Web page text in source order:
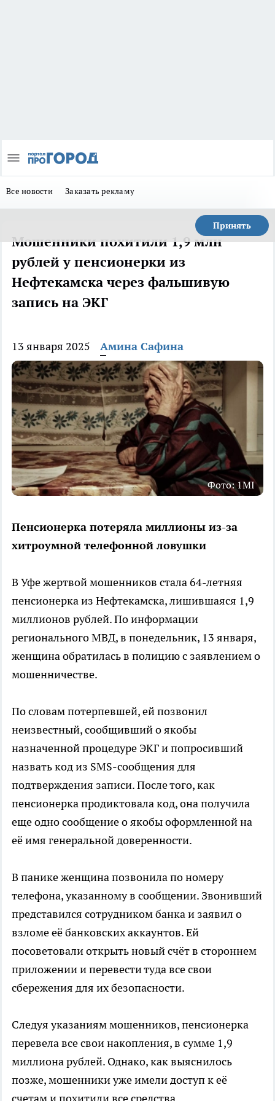
Все новости Заказать рекламу
Принять
Мошенники похитили 1,9 млн
рублей у пенсионерки из
Нефтекамска через фальшивую
запись на ЭКГ
13 января 2025 Амина Сафина
Фото: 1MI
Пенсионерка потеряла миллионы из-за
хитроумной телефонной ловушки
В Уфе жертвой мошенников стала 64-летняя
пенсионерка из Нефтекамска, лишившаяся 1,9
миллионов рублей. По информации
регионального МВД, в понедельник, 13 января,
женщина обратилась в полицию с заявлением о
мошенничестве.
По словам потерпевшей, ей позвонил
неизвестный, сообщивший о якобы
назначенной процедуре ЭКГ и попросивший
назвать код из SMS-сообщения для
подтверждения записи. После того, как
пенсионерка продиктовала код, она получила
еще одно сообщение о якобы оформленной на
её имя генеральной доверенности.
В панике женщина позвонила по номеру
телефона, указанному в сообщении. Звонивший
представился сотрудником банка и заявил о
взломе её банковских аккаунтов. Ей
посоветовали открыть новый счёт в стороннем
приложении и перевести туда все свои
сбережения для их безопасности.
Следуя указаниям мошенников, пенсионерка
перевела все свои накопления, в сумме 1,9
миллиона рублей. Однако, как выяснилось
позже, мошенники уже имели доступ к её